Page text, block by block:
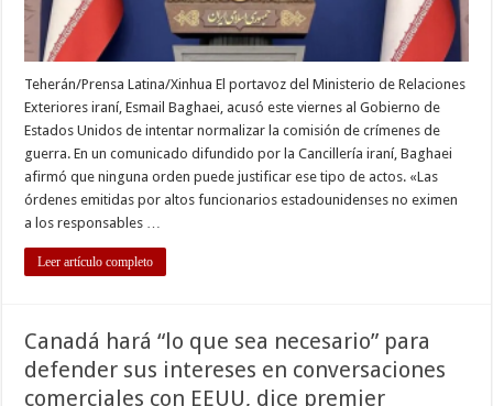
Teherán/Prensa Latina/Xinhua El portavoz del Ministerio de Relaciones
Exteriores iraní, Esmail Baghaei, acusó este viernes al Gobierno de
Estados Unidos de intentar normalizar la comisión de crímenes de
guerra. En un comunicado difundido por la Cancillería iraní, Baghaei
afirmó que ninguna orden puede justificar ese tipo de actos. «Las
órdenes emitidas por altos funcionarios estadounidenses no eximen
a los responsables …
Leer artículo completo
Canadá hará “lo que sea necesario” para
defender sus intereses en conversaciones
comerciales con EEUU, dice premier